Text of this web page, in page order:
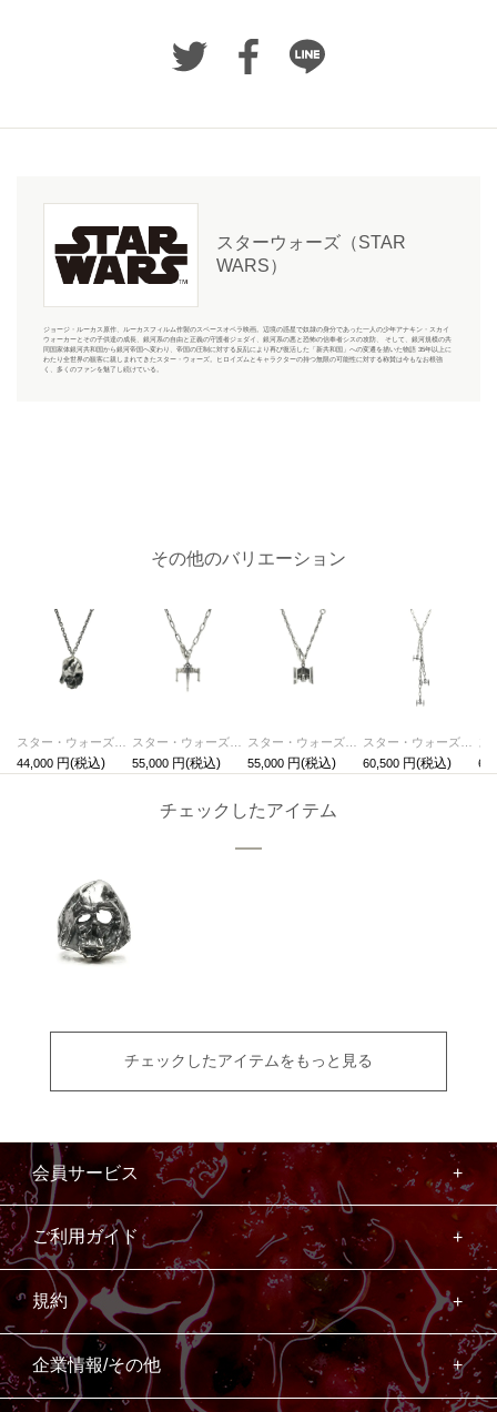
スターウォーズ（STAR
WARS）
ジョージ・ルーカス原作、ルーカスフィルム作製のスペースオペラ映画。辺境の惑星で奴隷の身分であった一人の少年アナキン・スカイ
ウォーカーとその子供達の成長、銀河系の自由と正義の守護者ジェダイ、銀河系の悪と恐怖の信奉者シスの攻防、 そして、銀河規模の共
同国家体銀河共和国から銀河帝国へ変わり、帝国の圧制に対する反乱により再び復活した「新共和国」への変遷を描いた物語 35年以上に
わたり全世界の観客に親しまれてきたスター・ウォーズ。ヒロイズムとキャラクターの持つ無限の可能性に対する称賛は今もなお根強
く、多くのファンを魅了し続けている。
その他のバリエーション
スター・ウォーズ "STAR WARS™"ダース・ベイダー デスマスクネックレス
44,000
スター・ウォーズ "STAR WARS™" Xウイングネックレス
55,000
スター・ウォーズ "STAR WARS™" TIE・アドバンストx1 ネックレス
55,000
スター・ウォーズ "STAR WARS™" TIE・ファイターネックレス
60,500
チェックしたアイテム
チェックしたアイテムをもっと見る
会員サービス
ご利用ガイド
規約
企業情報/その他